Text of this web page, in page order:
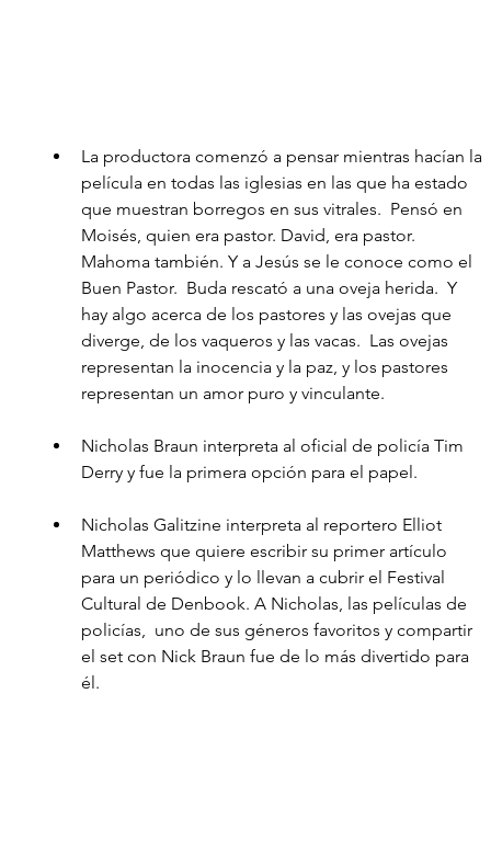
La productora comenzó a pensar mientras hacían la
película en todas las iglesias en las que ha estado
que muestran borregos en sus vitrales.  Pensó en
Moisés, quien era pastor. David, era pastor.
Mahoma también. Y a Jesús se le conoce como el
Buen Pastor.  Buda rescató a una oveja herida.  Y
hay algo acerca de los pastores y las ovejas que
diverge, de los vaqueros y las vacas.  Las ovejas
representan la inocencia y la paz, y los pastores
representan un amor puro y vinculante.
Nicholas Braun interpreta al oficial de policía Tim
Derry y fue la primera opción para el papel.
Nicholas Galitzine interpreta al reportero Elliot
Matthews que quiere escribir su primer artículo
para un periódico y lo llevan a cubrir el Festival
Cultural de Denbook. A Nicholas, las películas de
policías,  uno de sus géneros favoritos y compartir
el set con Nick Braun fue de lo más divertido para
él.